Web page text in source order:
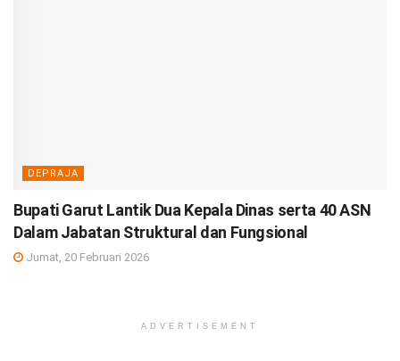
DEPRAJA
Bupati Garut Lantik Dua Kepala Dinas serta 40 ASN
Dalam Jabatan Struktural dan Fungsional
Jumat, 20 Februari 2026
ADVERTISEMENT